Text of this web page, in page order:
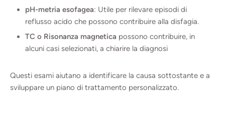
pH-metria esofagea: Utile per rilevare episodi di
reflusso acido che possono contribuire alla disfagia.
TC o Risonanza magnetica possono contribuire, in
alcuni casi selezionati, a chiarire la diagnosi
Questi esami aiutano a identificare la causa sottostante e a
sviluppare un piano di trattamento personalizzato.